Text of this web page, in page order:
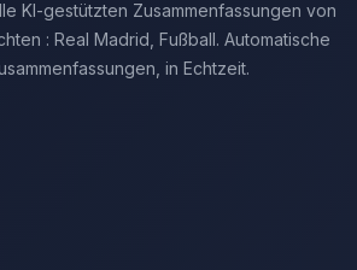
KI-gestützten Zusammenfassungen von
: Real Madrid, Fußball. Automatische
in Echtzeit.